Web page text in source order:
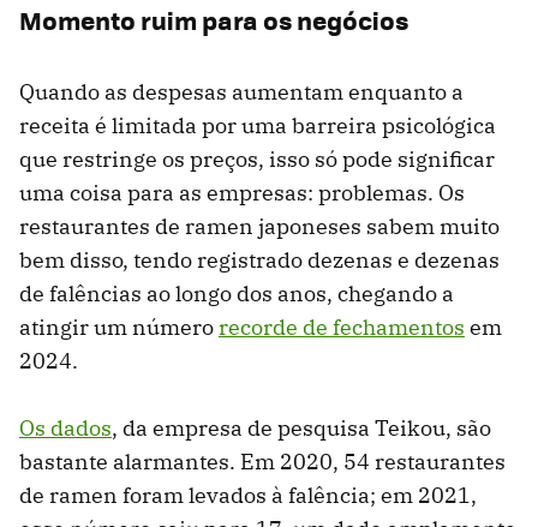
Momento ruim para os negócios
Quando as despesas aumentam enquanto a
receita é limitada por uma barreira psicológica
que restringe os preços, isso só pode significar
uma coisa para as empresas: problemas. Os
restaurantes de ramen japoneses sabem muito
bem disso, tendo registrado dezenas e dezenas
de falências ao longo dos anos, chegando a
atingir um númerorecorde de fechamentos em
2024.
Os dados, da empresa de pesquisa Teikou, são
bastante alarmantes. Em 2020, 54 restaurantes
de ramen foram levados à falência; em 2021,